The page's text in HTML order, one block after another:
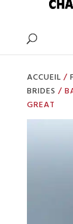
ACCUEIL /
BRIDES /
GREAT